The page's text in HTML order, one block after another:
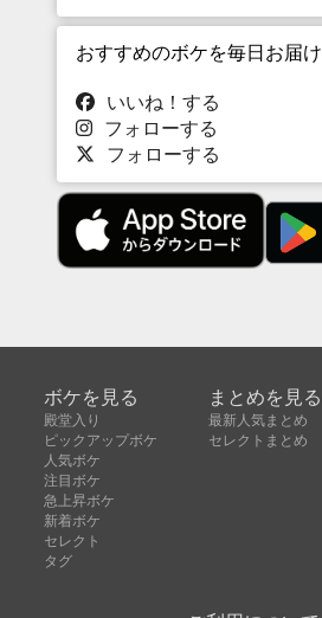
おすすめのボケを毎日お届け
いいね！する
フォローする
フォローする
ボケを見る
殿堂入り
ピックアップボケ
人気ボケ
注目ボケ
急上昇ボケ
新着ボケ
セレクト
タグ
まとめを見る
最新人気まとめ
セレクトまとめ